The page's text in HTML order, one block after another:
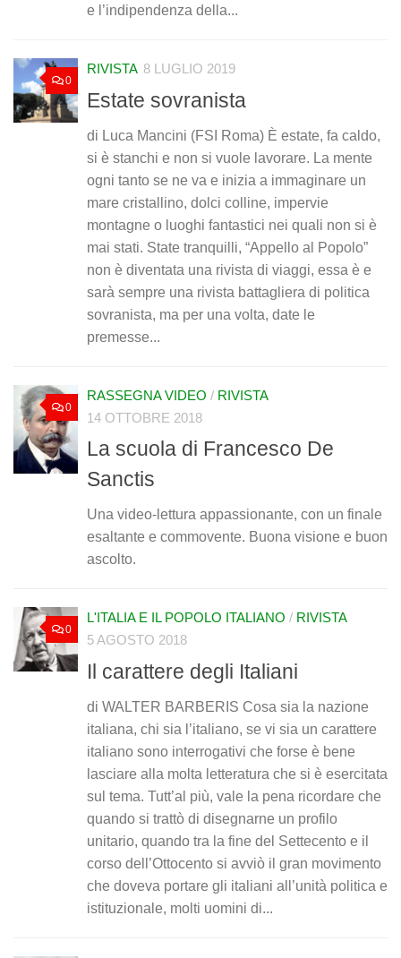
e l’indipendenza della...
0
RIVISTA 8 LUGLIO 2019
Estate sovranista
di Luca Mancini (FSI Roma) È estate, fa caldo,
si è stanchi e non si vuole lavorare. La mente
ogni tanto se ne va e inizia a immaginare un
mare cristallino, dolci colline, impervie
montagne o luoghi fantastici nei quali non si è
mai stati. State tranquilli, “Appello al Popolo”
non è diventata una rivista di viaggi, essa è e
sarà sempre una rivista battagliera di politica
sovranista, ma per una volta, date le
premesse...
0
RASSEGNA VIDEO / RIVISTA
14 OTTOBRE 2018
La scuola di Francesco De
Sanctis
Una video-lettura appassionante, con un finale
esaltante e commovente. Buona visione e buon
ascolto.
0
L'ITALIA E IL POPOLO ITALIANO / RIVISTA
5 AGOSTO 2018
Il carattere degli Italiani
di WALTER BARBERIS Cosa sia la nazione
italiana, chi sia l’italiano, se vi sia un carattere
italiano sono interrogativi che forse è bene
lasciare alla molta letteratura che si è esercitata
sul tema. Tutt’al più, vale la pena ricordare che
quando si trattò di disegnarne un profilo
unitario, quando tra la fine del Settecento e il
corso dell’Ottocento si avviò il gran movimento
che doveva portare gli italiani all’unità politica e
istituzionale, molti uomini di...